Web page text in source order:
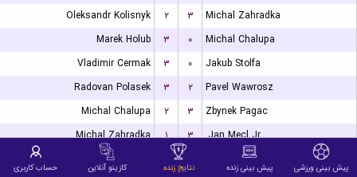
Oleksandr Kolisnyk
۲ ۳
Michal Zahradka
Marek Holub
۳ ۰
Michal Chalupa
Vladimir Cermak
۳ ۰
Jakub Stolfa
Radovan Polasek
۳ ۲
Pavel Wawrosz
Michal Chalupa
۲ ۳
Zbynek Pagac
Michal Zahradka
۱ ۳
Jan Mecl Jr.
Miroslav Tuma
Miroslav Barta
پیش بینی ورزشی پیش بینی زنده نتایج زنده کازینو آنلاین حساب کاربری